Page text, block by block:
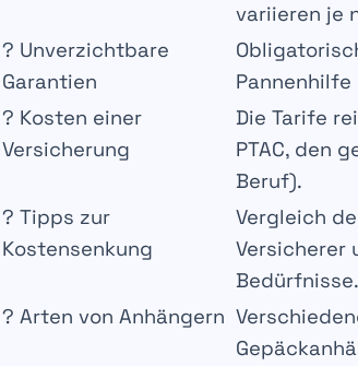
variieren je
? Unverzichtbare
Garantien
? Kosten einer
Versicherung
Die Tarife
PTAC, den
Beruf).
? Tipps zur
Kostensenkung
Vergleich
Versicherer
Bedürfnisse.
? Arten von Anhängern